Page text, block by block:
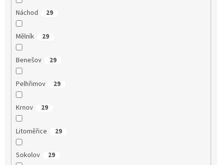
Náchod 29
Mělník 29
Benešov 29
Pelhřimov 29
Krnov 29
Litoměřice 29
Sokolov 29